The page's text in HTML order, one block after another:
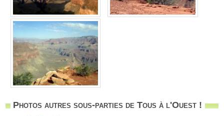
Photos autres sous-parties de Tous à l'Ouest !